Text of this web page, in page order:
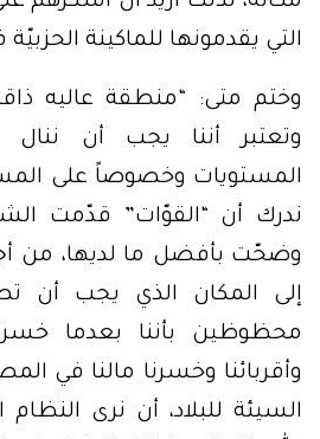
التي يقدمونها للماكينة
وختم متى: “منطقة عاليه
وتعتبر أننا يجب أن
المستويات وخصوصاً على
ندرك أن “القوّات” قدّمت
وضحّت بأفضل ما لديها، من
إلى المكان الذي يجب أن
محظوظين بأننا بعدما
وأقربائنا وخسرنا مالنا في
السيئة للبلاد، أن نرى